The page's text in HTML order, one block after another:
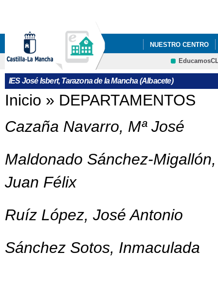
NUESTRO CENTRO
IES José Isbert, Tarazona de la Mancha (Albacete)
Se encuentra usted aquí
Inicio » DEPARTAMENTOS
Cazaña Navarro, Mª José
Maldonado Sánchez-Migallón,
Juan Félix
Ruíz López, José Antonio
Sánchez Sotos, Inmaculada